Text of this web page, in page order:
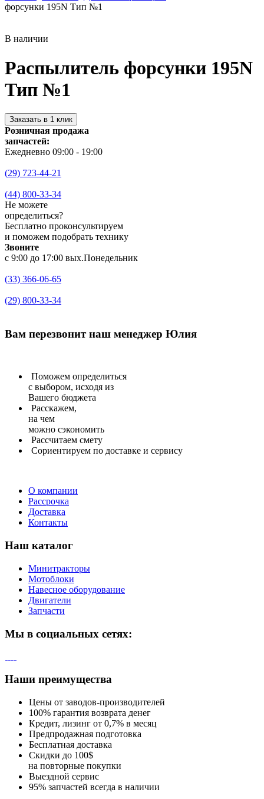
форсунки 195N Тип №1
В наличии
Распылитель форсунки 195N
Тип №1
Заказать в 1 клик
Розничная продажа
запчастей:
Ежедневно 09:00 - 19:00
(29) 723-44-21
(44) 800-33-34
Не можете
определиться?
Бесплатно проконсультируем
и поможем подобрать технику
Звоните
с 9:00 до 17:00 вых.Понедельник
(33) 366-06-65
(29) 800-33-34
Вам перезвонитнаш менеджер Юлия
Поможем определиться
с выбором, исходя из
Вашего бюджета
Расскажем,
на чем
можно сэкономить
Рассчитаем смету
Сориентируем по доставке и сервису
О компании
Рассрочка
Доставка
Контакты
Наш каталог
Минитракторы
Мотоблоки
Навесное оборудование
Двигатели
Запчасти
Мы в социальных сетях:
Наши преимущества
Цены от заводов-производителей
100% гарантия возврата денег
Кредит, лизинг от 0,7% в месяц
Предпродажная подготовка
Бесплатная доставка
Скидки до 100$
на повторные покупки
Выездной сервис
95% запчастей всегда в наличии